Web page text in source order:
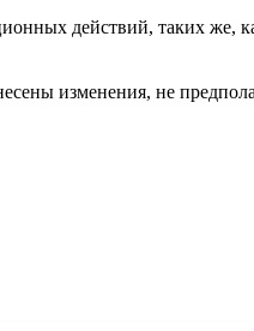
действий, таких же,
изменения, не